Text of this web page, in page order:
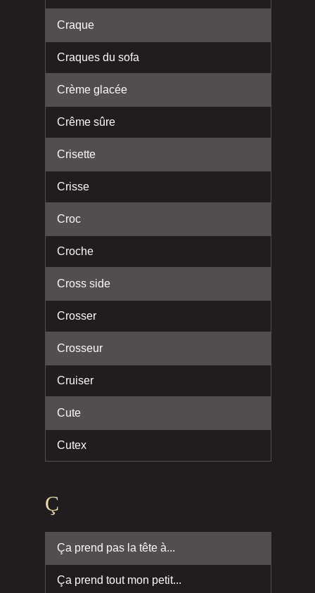
Craque
Craques du sofa
Crème glacée
Crême sûre
Crisette
Crisse
Croc
Croche
Cross side
Crosser
Crosseur
Cruiser
Cute
Cutex
Ç
Ça prend pas la tête à...
Ça prend tout mon petit...